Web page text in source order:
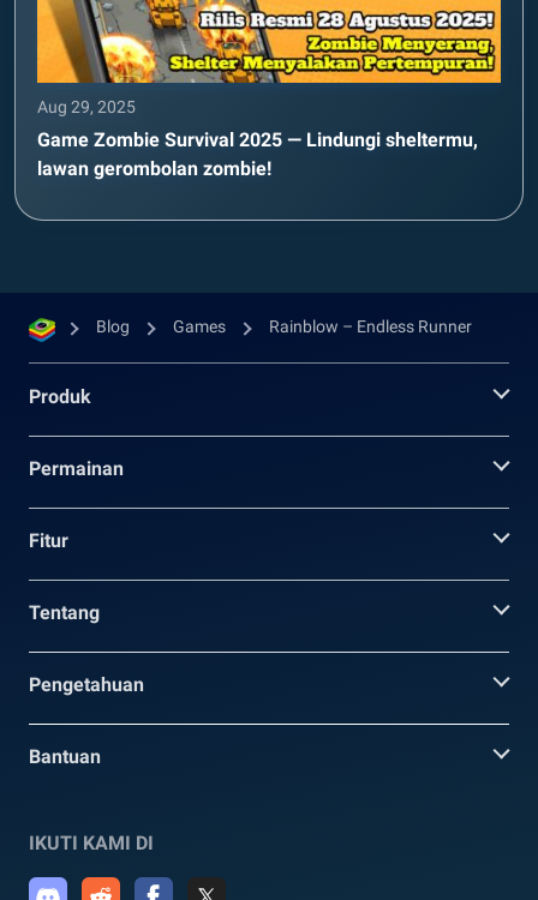
Aug 29, 2025
Game Zombie Survival 2025 — Lindungi sheltermu,
lawan gerombolan zombie!
Blog Games Rainblow – Endless Runner
Produk
Permainan
Fitur
Tentang
Pengetahuan
Bantuan
IKUTI KAMI DI